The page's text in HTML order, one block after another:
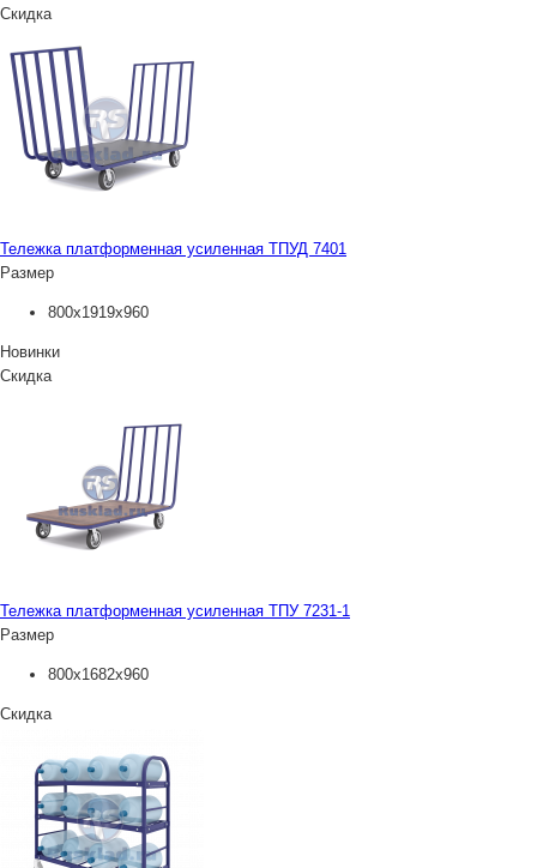
Скидка
Тележка платформенная усиленная ТПУД 7401
Размер
800х1919х960
Новинки
Скидка
Тележка платформенная усиленная ТПУ 7231-1
Размер
800х1682х960
Скидка